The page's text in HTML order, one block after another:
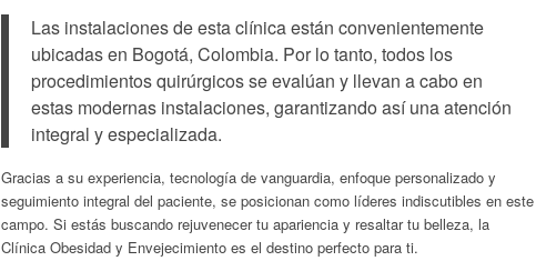
Las instalaciones de esta clínica están convenientemente
ubicadas en Bogotá, Colombia. Por lo tanto, todos los
procedimientos quirúrgicos se evalúan y llevan a cabo en
estas modernas instalaciones, garantizando así una atención
integral y especializada.
Gracias a su experiencia, tecnología de vanguardia, enfoque personalizado y
seguimiento integral del paciente, se posicionan como líderes indiscutibles en este
campo. Si estás buscando rejuvenecer tu apariencia y resaltar tu belleza, la
Clínica Obesidad y Envejecimiento es el destino perfecto para ti.